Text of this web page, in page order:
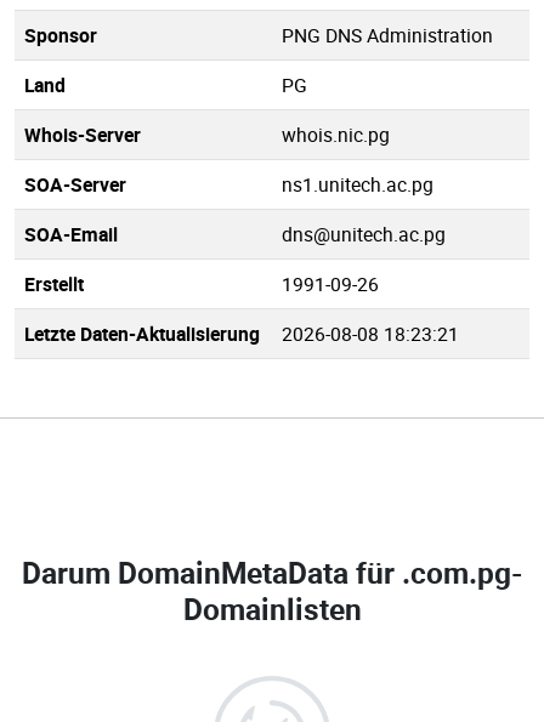
Sponsor
PNG DNS Administration
Land
PG
Whois-Server
whois.nic.pg
SOA-Server
ns1.unitech.ac.pg
SOA-Email
dns@unitech.ac.pg
Erstellt
1991-09-26
Letzte Daten-Aktualisierung
2026-08-08 18:23:21
Darum DomainMetaData für .com.pg-
Domainlisten